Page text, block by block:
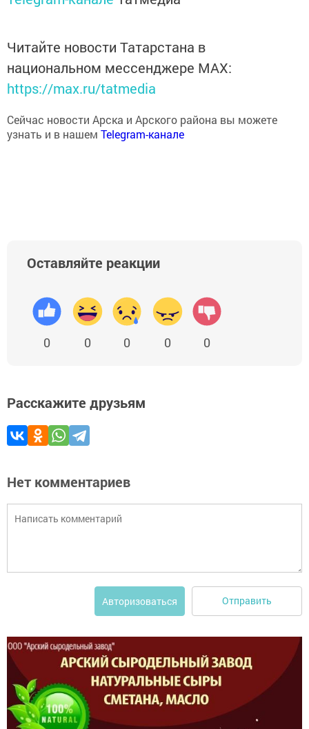
Читайте новости Татарстана в
национальном мессенджере MАХ:
https://max.ru/tatmedia
Сейчас новости Арска и Арского района вы можете
узнать и в нашем Telegram-канале
Оставляйте реакции
0 0 0 0 0
Расскажите друзьям
Нет комментариев
Авторизоваться Отправить